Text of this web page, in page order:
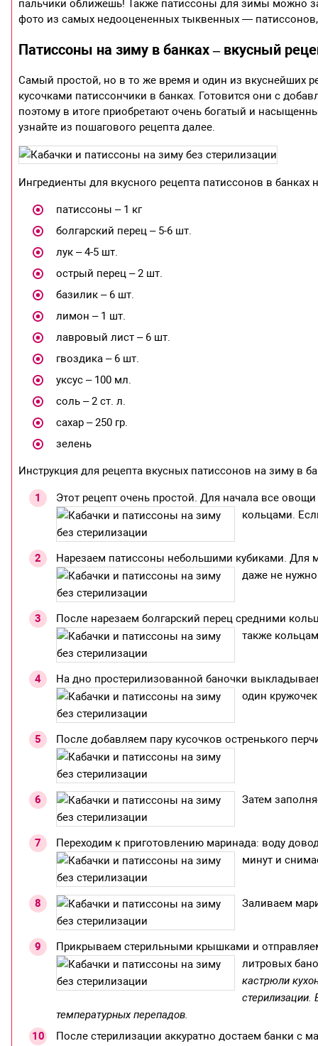
пальчики оближешь! Также патиссоны для зимы можно
фото из самых недооцененных тыквенных — патиссонов,
Патиссоны на зиму в банках – вкусный
Самый простой, но в то же время и один из вкуснейших
кусочками патиссончики в банках. Готовится они с
поэтому в итоге приобретают очень богатый и
узнайте из пошагового рецепта далее.
Ингредиенты для вкусного рецепта патиссонов в банках
патиссоны – 1 кг
болгарский перец – 5-6 шт.
лук – 4-5 шт.
острый перец – 2 шт.
базилик – 6 шт.
лимон – 1 шт.
лавровый лист – 6 шт.
гвоздика – 6 шт.
уксус – 100 мл.
соль – 2 ст. л.
сахар – 250 гр.
зелень
Инструкция для рецепта вкусных патиссонов на зиму в
Этот рецепт очень простой. Для начала все
кольцами.
Нарезаем патиссоны небольшими кубиками. Для
даже не
После нарезаем болгарский перец средними
также
На дно простерилизованной баночки
один
После добавляем пару кусочков остренького
Затем
Переходим к приготовлению маринада: воду
минут и
Заливаем
Прикрываем стерильными крышками и
литровых
кастрюли
температурных перепадов.
После стерилизации аккуратно достаем банки